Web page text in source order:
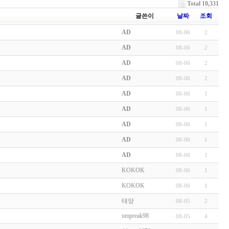
Total 10,331
글쓴이
날짜 조회
AD 08-06 2
AD 08-06 2
AD 08-06 2
AD 08-06 2
AD 08-06 1
AD 08-06 1
AD 08-06 1
AD 08-06 1
AD 08-06 1
KOKOK 08-06 1
KOKOK 08-06 1
태양 08-05 2
umpreak98 08-05 4